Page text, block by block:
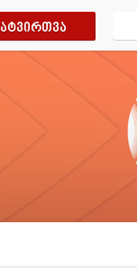
ატვირთვა